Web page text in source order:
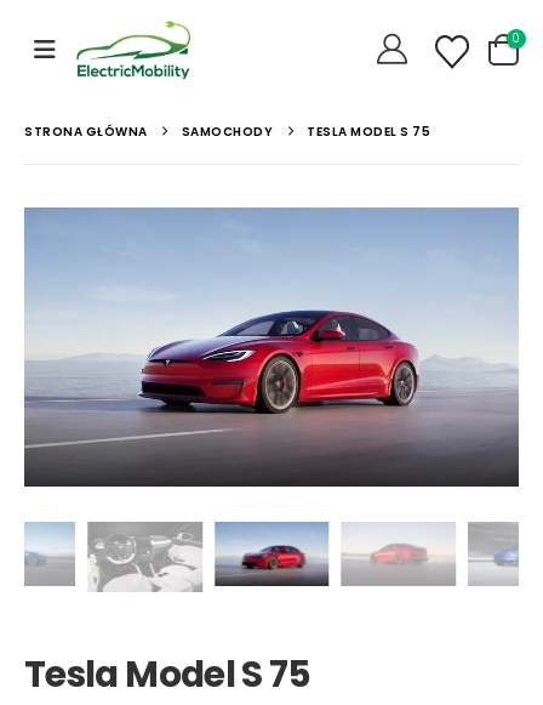
0
STRONA GŁÓWNA SAMOCHODY TESLA MODEL S 75
Tesla Model S 75